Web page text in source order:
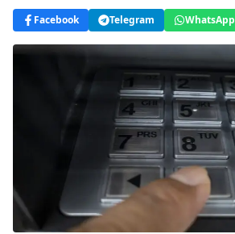
Facebook Telegram WhatsApp